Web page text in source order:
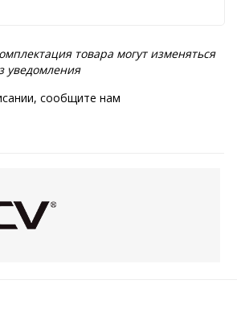
товара могут изменяться
уведомления
сообщите нам